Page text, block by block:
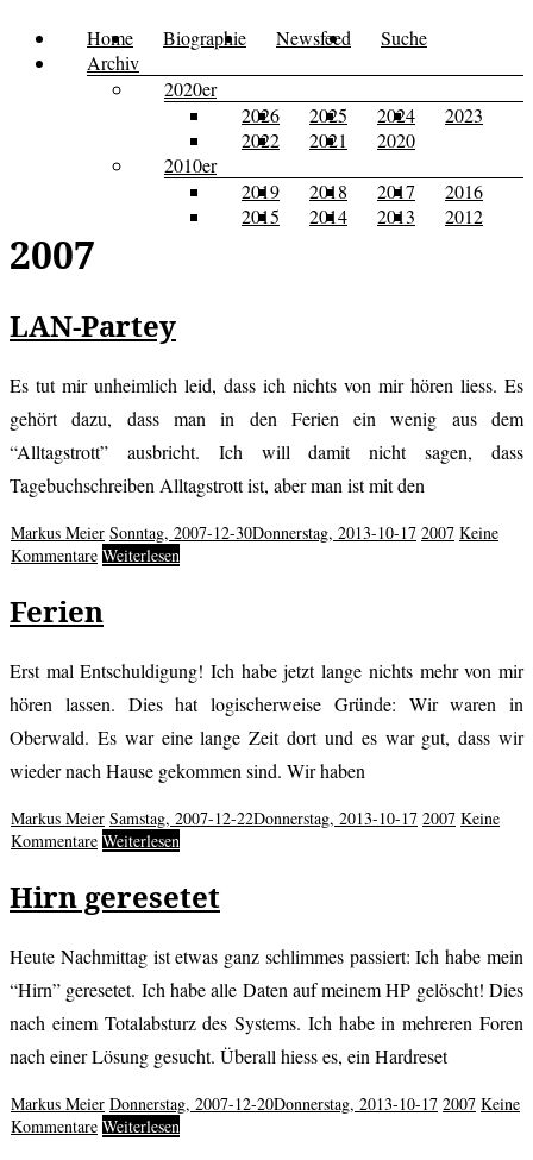
Zum
Inhalt
Kusi's
Tagebuch
Carpe
Menü Home Biographie Newsfeed
Suche
Archiv
2020er
2026
2025 2024
2023
2022
2021
2020
2010er
2019
2018 2017
2016
2015
2014 2013 2012
2007
LAN-Partey
Es tut mir unheimlich leid, dass ich nichts von mir hören liess. Es
gehört dazu, dass man in den Ferien ein wenig aus dem
“Alltagstrott” ausbricht. Ich will damit nicht sagen, dass
Tagebuchschreiben Alltagstrott ist, aber man ist mit den
Markus Meier Sonntag, 2007-12-30Donnerstag, 2013-10-17 2007 Keine
Kommentare Weiterlesen
Ferien
Erst mal Entschuldigung! Ich habe jetzt lange nichts mehr von mir
hören lassen. Dies hat logischerweise Gründe: Wir waren in
Oberwald. Es war eine lange Zeit dort und es war gut, dass wir
wieder nach Hause gekommen sind. Wir haben
Markus Meier Samstag, 2007-12-22Donnerstag, 2013-10-17 2007 Keine
Kommentare Weiterlesen
Hirn geresetet
Heute Nachmittag ist etwas ganz schlimmes passiert: Ich habe mein
“Hirn” geresetet. Ich habe alle Daten auf meinem HP gelöscht! Dies
nach einem Totalabsturz des Systems. Ich habe in mehreren Foren
nach einer Lösung gesucht. Überall hiess es, ein Hardreset
Markus Meier Donnerstag, 2007-12-20Donnerstag, 2013-10-17 2007 Keine
Kommentare Weiterlesen